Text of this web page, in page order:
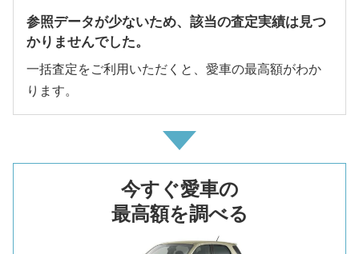
参照データが少ないため、該当の査定実績は見つ
かりませんでした。
一括査定をご利用いただくと、愛車の最高額がわか
ります。
今すぐ愛車の
最高額を調べる